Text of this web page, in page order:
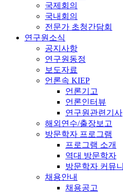
국제회의
국내회의
전문가 초청간담회
연구원소식
공지사항
연구원동정
보도자료
언론속 KIEP
언론기고
언론인터뷰
연구원관련기사
해외연수/출장보고
방문학자 프로그램
프로그램 소개
역대 방문학자
방문학자 커뮤
채용안내
채용공고